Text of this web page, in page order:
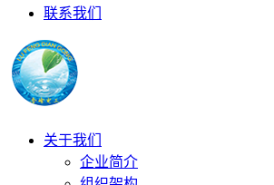
联系我们
关于我们
企业简介